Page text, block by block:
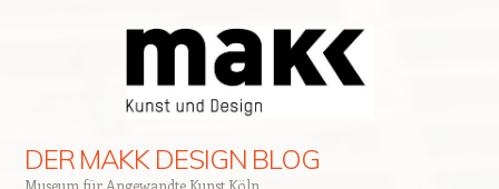
DER MAKK DESIGN BLOG
Museum für Angewandte Kunst Köln